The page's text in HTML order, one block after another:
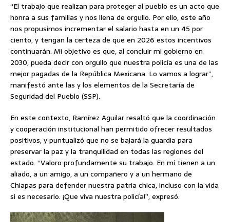
“El trabajo que realizan para proteger al pueblo es un acto que
honra a sus familias y nos llena de orgullo. Por ello, este año
nos propusimos incrementar el salario hasta en un 45 por
ciento, y tengan la certeza de que en 2026 estos incentivos
continuarán. Mi objetivo es que, al concluir mi gobierno en
2030, pueda decir con orgullo que nuestra policía es una de las
mejor pagadas de la República Mexicana. Lo vamos a lograr”,
manifestó ante las y los elementos de la Secretaría de
Seguridad del Pueblo (SSP).
En este contexto, Ramírez Aguilar resaltó que la coordinación
y cooperación institucional han permitido ofrecer resultados
positivos, y puntualizó que no se bajará la guardia para
preservar la paz y la tranquilidad en todas las regiones del
estado. “Valoro profundamente su trabajo. En mí tienen a un
aliado, a un amigo, a un compañero y a un hermano de
Chiapas para defender nuestra patria chica, incluso con la vida
si es necesario. ¡Que viva nuestra policía!”, expresó.